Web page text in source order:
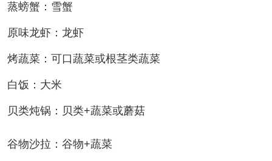
蒸螃蟹：雪蟹
原味龙虾：龙虾
烤蔬菜：可口蔬菜或根茎类蔬菜
白饭：大米
贝类炖锅：贝类+蔬菜或蘑菇
谷物沙拉：谷物+蔬菜